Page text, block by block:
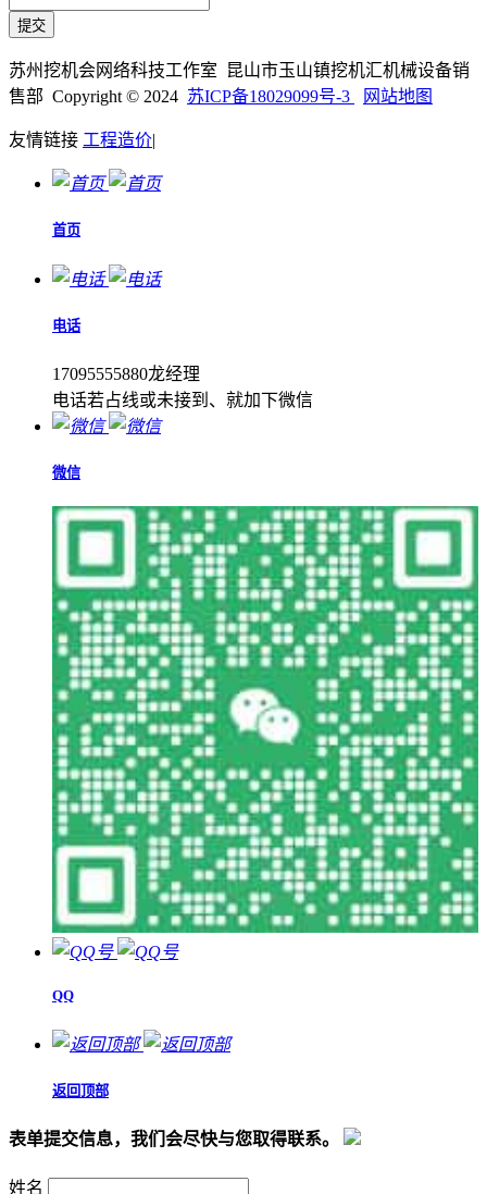
苏州挖机会网络科技工作室 昆山市玉山镇挖机汇机械设备销
售部 Copyright © 2024 苏ICP备18029099号-3 网站地图
友情链接 工程造价|
首页
电话
17095555880龙经理
电话若占线或未接到、就加下微信
微信
QQ
返回顶部
表单提交信息，我们会尽快与您取得联系。
姓名